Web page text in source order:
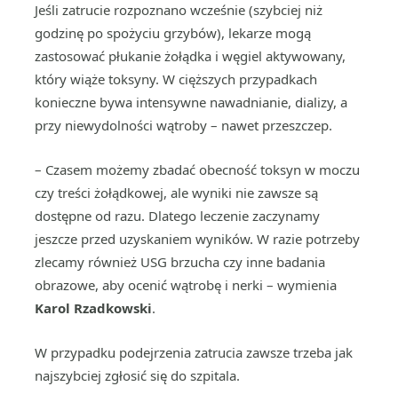
Jeśli zatrucie rozpoznano wcześnie (szybciej niż
godzinę po spożyciu grzybów), lekarze mogą
zastosować płukanie żołądka i węgiel aktywowany,
który wiąże toksyny. W cięższych przypadkach
konieczne bywa intensywne nawadnianie, dializy, a
przy niewydolności wątroby – nawet przeszczep.
– Czasem możemy zbadać obecność toksyn w moczu
czy treści żołądkowej, ale wyniki nie zawsze są
dostępne od razu. Dlatego leczenie zaczynamy
jeszcze przed uzyskaniem wyników. W razie potrzeby
zlecamy również USG brzucha czy inne badania
obrazowe, aby ocenić wątrobę i nerki – wymienia
Karol Rzadkowski.
W przypadku podejrzenia zatrucia zawsze trzeba jak
najszybciej zgłosić się do szpitala.